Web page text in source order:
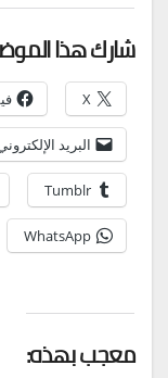
شارك هذا
X
البريد
Tumblr
WhatsApp
معجب بهذه: